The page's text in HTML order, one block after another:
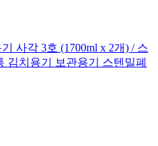
사각 3호 (1700ml x 2개) / 스
김치용기 보관용기 스텐밀폐